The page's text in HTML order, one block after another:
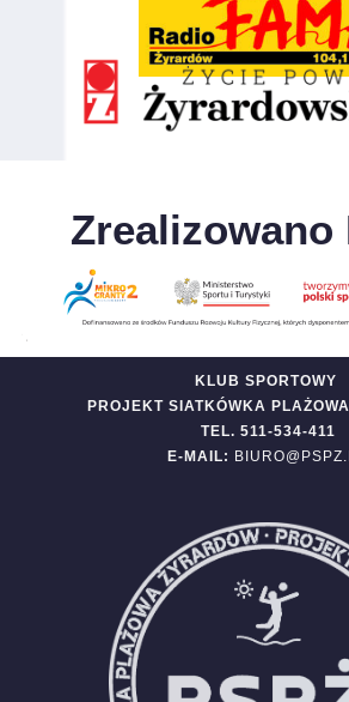
Zrealizowano
KLUB SPORTOWY
PROJEKT SIATKÓWKA
TEL. 511-534-411
E-MAIL: